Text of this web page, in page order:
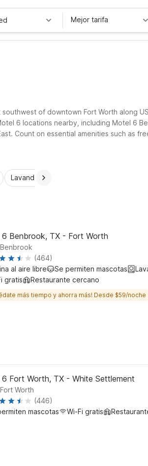
Mejor tarifa
of downtown Fort Worth along
6 locations nearby, including Motel 6
Count on essential amenities such as
Lavandería automática
Benbrook, TX - Fort Worth
Benbrook
(464)
al aire libre
Se permiten mascotas
gratis
Restaurante cercano
más tiempo y ahorra más! Desde $59/noche
Fort Worth, TX - White Settlement
Fort Worth
(446)
mascotas
Wi-Fi gratis